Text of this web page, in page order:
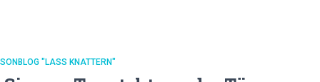
"LASS KNATTERN"